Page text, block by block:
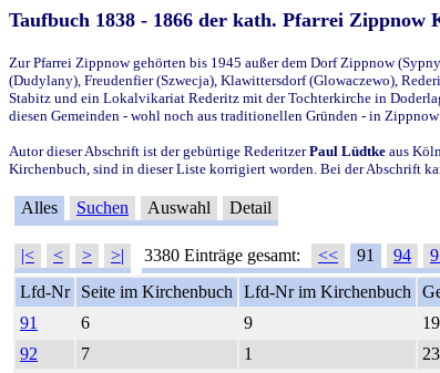
Taufbuch 1838 - 1866 der kath. Pfarrei Zippnow
Zur Pfarrei Zippnow gehörten bis 1945 außer dem Dorf Zippnow
(Dudylany), Freudenfier (Szwecja), Klawittersdorf (Glowaczewo),
Stabitz und ein Lokalvikariat Rederitz mit der Tochterkirche in
diesen Gemeinden - wohl noch aus traditionellen Gründen - in Zippnow
Autor dieser Abschrift ist der gebürtige RederitzerPaul Lüdtke aus
Kirchenbuch, sind in dieser Liste korrigiert worden. Bei der Abschrift
Alles Suchen Auswahl Detail
|< < > >| 3380 Einträge gesamt: << 91 94
Lfd-Nr
Seite im Kirchenbuch Lfd-Nr im Kirchenbuch
91
6 9
92
7 1